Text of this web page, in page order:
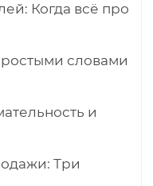
Когда всё про
словами
и
Три